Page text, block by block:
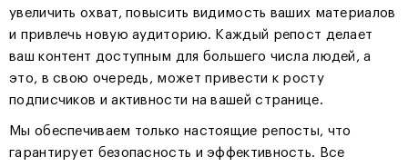
увеличить охват, повысить видимость ваших материалов
и привлечь новую аудиторию. Каждый репост делает
ваш контент доступным для большего числа людей, а
это, в свою очередь, может привести к росту
подписчиков и активности на вашей странице.
Мы обеспечиваем только настоящие репосты, что
гарантирует безопасность и эффективность. Все